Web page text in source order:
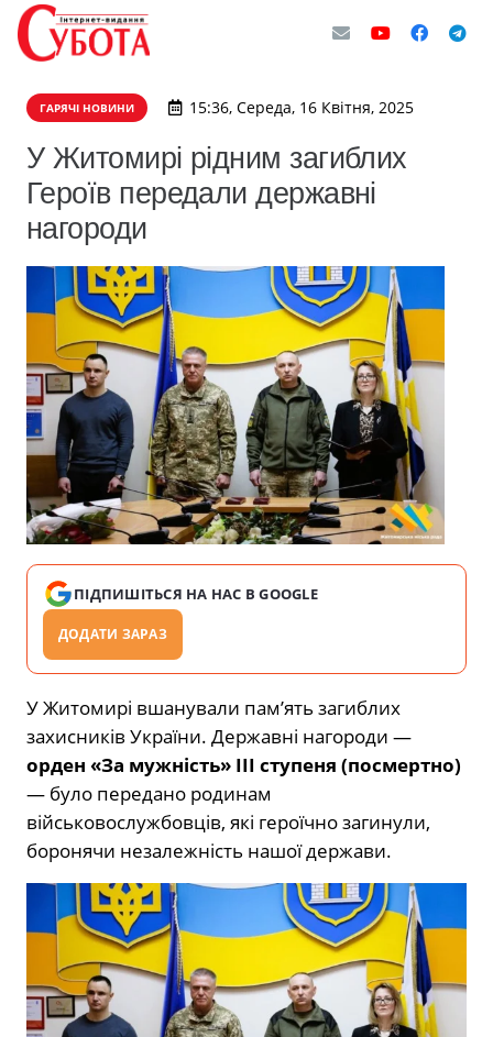
ГАРЯЧІ НОВИНИ 15:36, Середа, 16 Квітня, 2025
У Житомирі рідним загиблих
Героїв передали державні
нагороди
ПІДПИШІТЬСЯ НА НАС В GOOGLE
ДОДАТИ ЗАРАЗ
У Житомирі вшанували пам’ять загиблих
захисників України. Державні нагороди —
орден «За мужність» III ступеня (посмертно)
— було передано родинам
військовослужбовців, які героїчно загинули,
боронячи незалежність нашої держави.